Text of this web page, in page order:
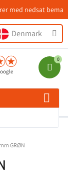
med nedsat
Denmark
GRØN